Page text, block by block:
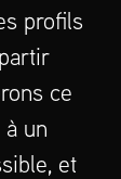
profils
ce
un
et